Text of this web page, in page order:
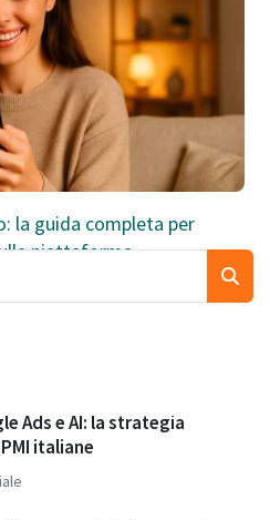
la guida completa per
piattaforma
Ads e AI: la strategia
italiane